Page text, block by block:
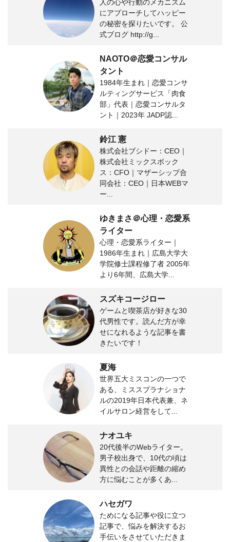
人の心や行動のメカニズム
にアプローチしてハッピー
の秘密を探りたいです。 公
式ブログ http://g...
NAOTO＠恋愛コンサル
タント
1984年生まれ｜恋愛コンサ
ルティングサービス「肉食
部」代表｜恋愛コンサルタ
ント｜2023年 JADP認...
鈴江 憲
株式会社ブシドー：CEO｜
株式会社ミックスボック
ス：CFO｜マザーシップ合
同会社：CEO｜日本WEBマ
ー...
ゆきまさ＠心理・恋愛系
ライター
心理・恋愛系ライター｜
1986年生まれ｜広島大学大
学院修士課程修了者 2005年
より6年間、広島大学...
スズキコージロー
ゲームと喫茶店が好きな30
代男性です。読んだ方が幸
せになれるような記事を書
きたいです！
夏海
世界五大ミスコンの一つで
ある、ミススプラナショナ
ルの2019年日本代表兼、ネ
イルサロン経営をして...
ナオユキ
20代後半のWebライター。
男子校出身で、10代の頃は
異性との会話や距離の縮め
方に悩むことが多くあ...
ハセガワ
ためになる記事や役に立つ
記事で、悩みを解決するお
手伝いをさせていただきま